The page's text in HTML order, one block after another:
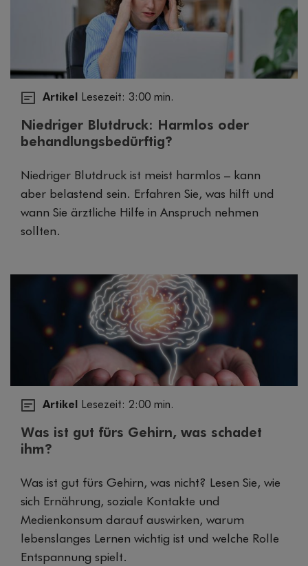
Artikel Lesezeit: 3:00 min.
Niedriger Blutdruck: Harmlos oder
behandlungsbedürftig?
Niedriger Blutdruck ist meist harmlos – kann
aber belastend sein. Erfahren Sie, was hilft und
wann Sie ärztliche Hilfe in Anspruch nehmen
sollten.
Artikel Lesezeit: 2:00 min.
Was ist gut fürs Gehirn, was schadet
ihm?
Was ist gut fürs Gehirn, was nicht? Lesen Sie, wie
sich Ernährung, soziale Kontakte und
Medienkonsum darauf auswirken, warum
lebenslanges Lernen wichtig ist und welche Rolle
Entspannung spielt.